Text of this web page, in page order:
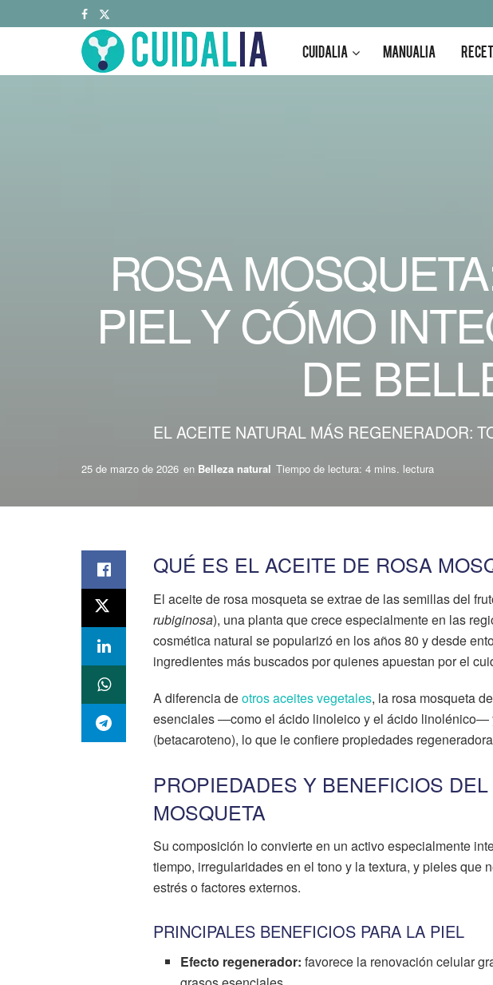
CUIDALIA MANUALIA
ROSA
PIEL Y CÓMO
DE
EL ACEITE NATURAL MÁS REGENERADOR:
25 de marzo de 2026 en Belleza natural Tiempo de lectura: 4 mins. lectura
QUÉ ES EL ACEITE DE ROSA
El aceite de rosa mosqueta se extrae de las semillas del
rubiginosa), una planta que crece especialmente en las
cosmética natural se popularizó en los años 80 y desde
ingredientes más buscados por quienes apuestan por el
A diferencia deotros aceites vegetales, la rosa mosqueta
esenciales —como el ácido linoleico y el ácido linolénico—
(betacaroteno), lo que le confiere propiedades
PROPIEDADES Y BENEFICIOS
MOSQUETA
Su composición lo convierte en un activo especialmente
tiempo, irregularidades en el tono y la textura, y pieles que
estrés o factores externos.
PRINCIPALES BENEFICIOS PARA LA PIEL
Efecto regenerador: favorece la renovación celular